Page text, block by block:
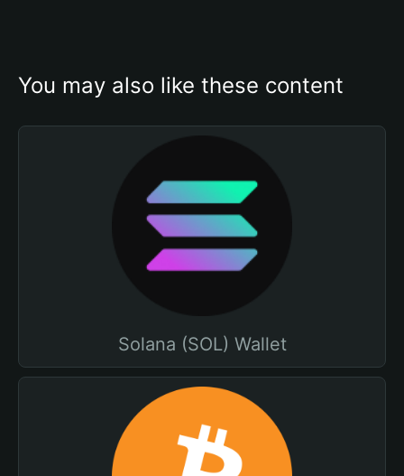
You may also like these content
Solana (SOL) Wallet